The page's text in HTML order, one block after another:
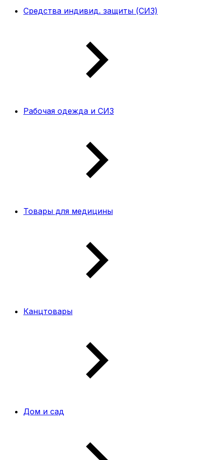
Средства индивид. защиты (СИЗ)
Рабочая одежда и СИЗ
Товары для медицины
Канцтовары
Дом и сад